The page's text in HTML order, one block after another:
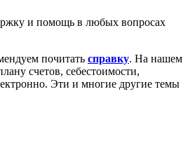
и помощь в любых вопросах
почитать справку. На нашем
счетов, себестоимости,
Эти и многие другие темы